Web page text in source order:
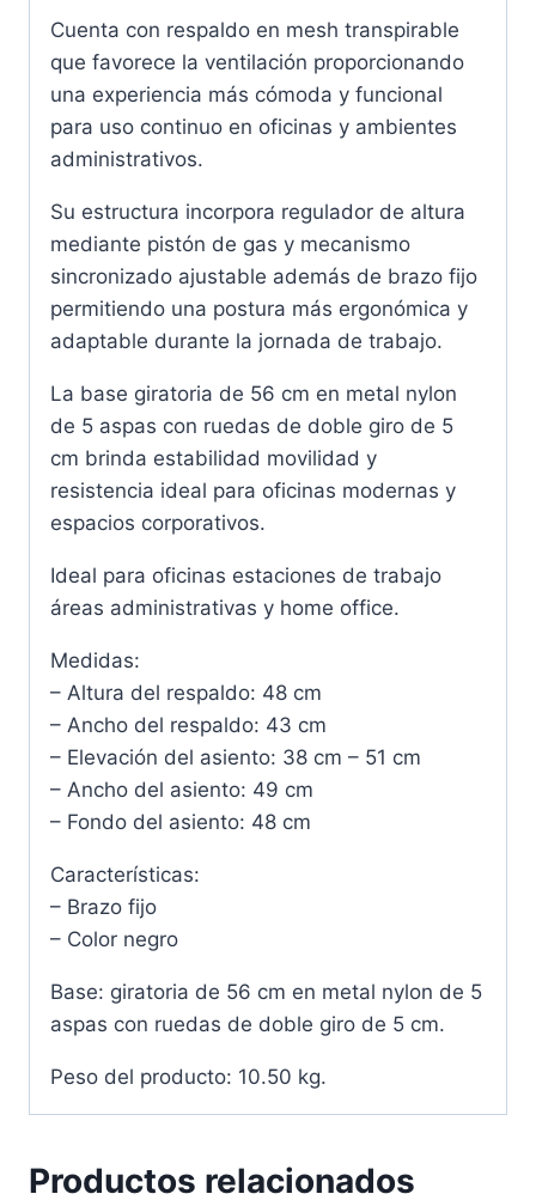
Cuenta con respaldo en mesh transpirable
que favorece la ventilación proporcionando
una experiencia más cómoda y funcional
para uso continuo en oficinas y ambientes
administrativos.
Su estructura incorpora regulador de altura
mediante pistón de gas y mecanismo
sincronizado ajustable además de brazo fijo
permitiendo una postura más ergonómica y
adaptable durante la jornada de trabajo.
La base giratoria de 56 cm en metal nylon
de 5 aspas con ruedas de doble giro de 5
cm brinda estabilidad movilidad y
resistencia ideal para oficinas modernas y
espacios corporativos.
Ideal para oficinas estaciones de trabajo
áreas administrativas y home office.
Medidas:
– Altura del respaldo: 48 cm
– Ancho del respaldo: 43 cm
– Elevación del asiento: 38 cm – 51 cm
– Ancho del asiento: 49 cm
– Fondo del asiento: 48 cm
Características:
– Brazo fijo
– Color negro
Base: giratoria de 56 cm en metal nylon de 5
aspas con ruedas de doble giro de 5 cm.
Peso del producto: 10.50 kg.
Productos relacionados